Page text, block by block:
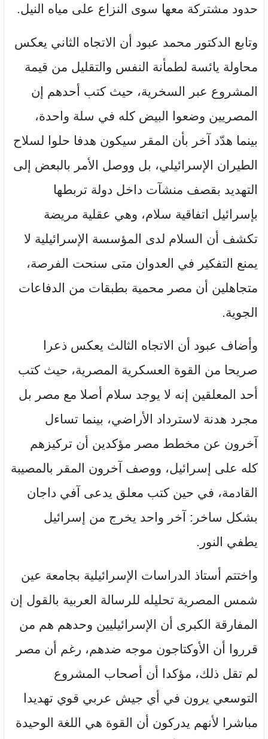
حدود مشتركة معها سوى النزاع على مياه النيل.
وتابع الدكتور محمد عبود أن الاتجاه الثاني يعكس
محاولة يائسة لطمأنة النفس والتقليل من قيمة
المشروع عبر السخرية، حيث كتب أحدهم إن
المصريين وضعوا البيض كله في سلة واحدة،
بينما هدّد آخر بأن المقر سيكون هدفا حلوا لسلاح
الطيران الإسرائيلي، بل ووصل الأمر بالبعض إلى
التهديد بقصف منشآت داخل دولة تربطها
بإسرائيل اتفاقية سلام، وهي عقلية مريضة
تكشف أن السلام لدى المؤسسة الإسرائيلية لا
يمنع التفكير في العدوان متى سنحت الفرصة،
متجاهلين أن مصر محمية بطبقات من الدفاعات
الجوية.
وأضاف عبود أن الاتجاه الثالث يعكس ذعرا
صريحا من القوة العسكرية المصرية، حيث كتب
أحد المعلقين إنه لا يوجد سلام أصلا مع مصر بل
مجرد هدنة لاسترداد الأراضي، بينما تساءل
آخرون عن مخطط مصر مؤكدين أن تركيزهم
كله على إسرائيل، ووصف آخرون المقر بالمصيبة
القادمة، في حين كتب معلق يدعى آفي داجان
بشكل ساخر: آخر واحد يخرج من إسرائيل
يطفي النور.
واختتم أستاذ الدراسات الإسرائيلية بجامعة عين
شمس المصرية تحليله للرسالة العربية بالقول إن
المفارقة الكبرى أن الإسرائيليين وحدهم هم من
قرروا أن الأوكتاجون موجه ضدهم، رغم أن مصر
لم تقل ذلك، مؤكدا أن أصحاب المشروع
التوسعي يرون في أي جيش عربي قوي تهديدا
مباشرا لأنهم يدركون أن القوة هي اللغة الوحيدة